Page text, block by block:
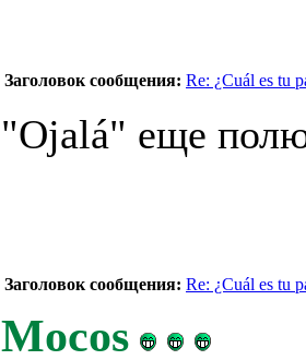
Заголовок сообщения: Re: ¿Cuál es tu
"Ojalá" еще
Заголовок сообщения: Re: ¿Cuál es tu
Mocos